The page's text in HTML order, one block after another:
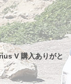
V 購入ありがと